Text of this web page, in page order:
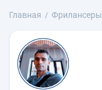
Главная Фрилансеры